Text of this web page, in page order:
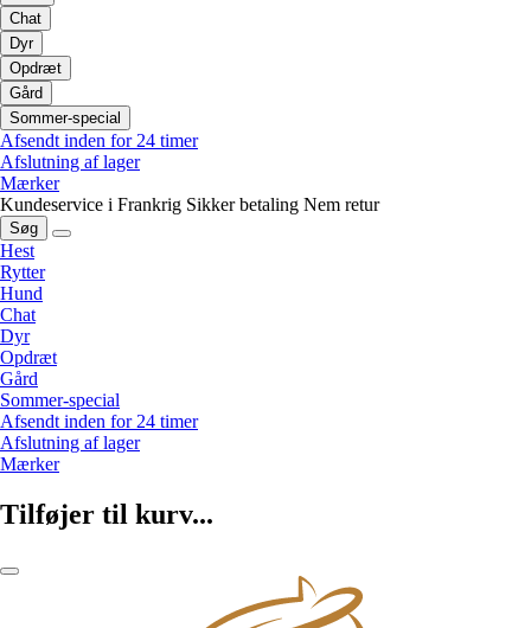
Chat
Dyr
Opdræt
Gård
Sommer-special
Afsendt inden for 24 timer
Afslutning af lager
Mærker
Kundeservice i Frankrig Sikker betaling Nem retur
Søg
Hest
Rytter
Hund
Chat
Dyr
Opdræt
Gård
Sommer-special
Afsendt inden for 24 timer
Afslutning af lager
Mærker
Tilføjer til kurv...